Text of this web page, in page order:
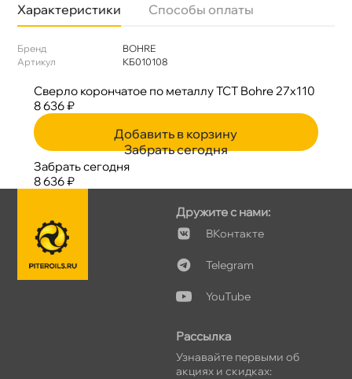
Характеристики Способы оплаты
Бренд
BOHRE
Артикул
КБ010108
Сверло корончатое по металлу TCT Bohre 27х110
8 636 ₽
Добавить в корзину
Забрать сегодня
Забрать сегодня
8 636 ₽
Дружите с нами:
Контакте
Telegram
YouTube
Рассылка
Узнавайте первыми о
акциях и скидках: